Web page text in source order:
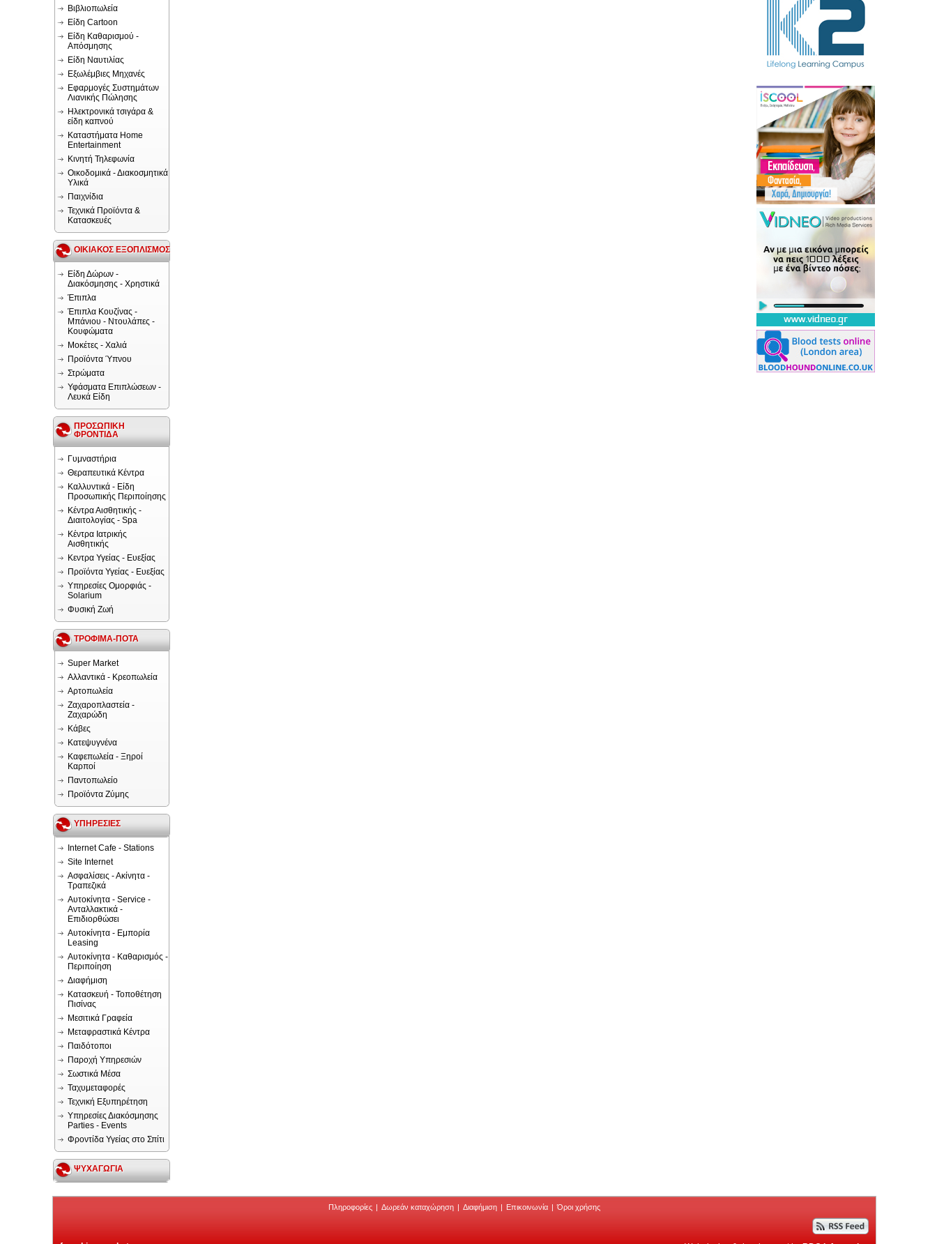
Βιβλιοπωλεία
Είδη Cartoon
Είδη Καθαρισμού -
Απόσμησης
Είδη Ναυτιλίας
Εξωλέμβιες Μηχανές
Εφαρμογές Συστημάτων
Λιανικής Πώλησης
Ηλεκτρονικά τσιγάρα &
είδη καπνού
Καταστήματα Home
Entertainment
Κινητή Τηλεφωνία
Οικοδομικά - Διακοσμητικά
Υλικά
Παιχνίδια
Τεχνικά Προϊόντα &
Κατασκευές
ΟΙΚΙΑΚΟΣ ΕΞΟΠΛΙΣΜΟΣ
Είδη Δώρων -
Διακόσμησης - Χρηστικά
Έπιπλα
Έπιπλα Κουζίνας -
Μπάνιου - Ντουλάπες -
Κουφώματα
Μοκέτες - Χαλιά
Προϊόντα Ύπνου
Στρώματα
Υφάσματα Επιπλώσεων -
Λευκά Είδη
ΠΡΟΣΩΠΙΚΗ
ΦΡΟΝΤΙΔΑ
Γυμναστήρια
Θεραπευτικά Κέντρα
Καλλυντικά - Είδη
Προσωπικής Περιποίησης
Κέντρα Αισθητικής -
Διαιτολογίας - Spa
Κέντρα Ιατρικής
Αισθητικής
Κεντρα Υγείας - Ευεξίας
Προϊόντα Υγείας - Ευεξίας
Υπηρεσίες Ομορφιάς -
Solarium
Φυσική Ζωή
ΤΡΟΦΙΜΑ-ΠΟΤΑ
Super Market
Αλλαντικά - Κρεοπωλεία
Αρτοπωλεία
Ζαχαροπλαστεία -
Ζαχαρώδη
Κάβες
Κατεψυγνένα
Καφεπωλεία - Ξηροί
Καρποί
Παντοπωλείο
Προϊόντα Ζύμης
ΥΠΗΡΕΣΙΕΣ
Internet Cafe - Stations
Site Internet
Ασφαλίσεις - Ακίνητα -
Τραπεζικά
Αυτοκίνητα - Service -
Ανταλλακτικά -
Επιδιορθώσει
Αυτοκίνητα - Εμπορία
Leasing
Αυτοκίνητα - Καθαρισμός -
Περιποίηση
Διαφήμιση
Κατασκευή - Τοποθέτηση
Πισίνας
Μεσιτικά Γραφεία
Μεταφραστικά Κέντρα
Παιδότοποι
Παροχή Υπηρεσιών
Σωστικά Μέσα
Ταχυμεταφορές
Τεχνική Εξυπηρέτηση
Υπηρεσίες Διακόσμησης
Parties - Events
Φροντίδα Υγείας στο Σπίτι
ΨΥΧΑΓΩΓΙΑ
Πληροφορίες | Δωρεάν καταχώρηση | Διαφήμιση | Επικοινωνία | Όροι χρήσης